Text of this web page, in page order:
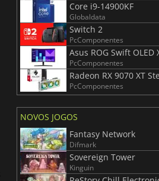
Core i9-14900KF
Globaldata
Switch 2
PcComponentes
PcComponentes
PcComponentes
NOVOS JOGOS
Fantasy Network
Difmark
Sovereign Tower
Kinguin